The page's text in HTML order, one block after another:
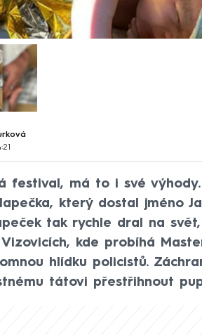
festival, má to i své
který dostal jméno
tak rychle dral na
kde probíhá
hlídku policistů.
tátovi přestřihnout